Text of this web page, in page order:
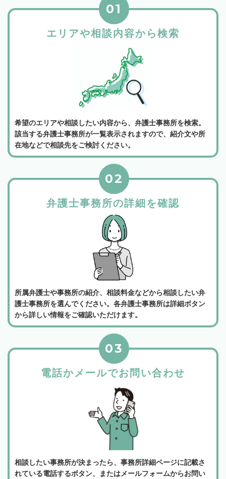
エリアや相談内容から検索
01
希望のエリアや相談したい内容から、弁護士事務所を検索。
該当する弁護士事務所が一覧表示されますので、紹介文や所
在地などで相談先をご検討ください。
弁護士事務所の詳細を確認
02
所属弁護士や事務所の紹介、相談料金などから相談したい弁
護士事務所を選んでください。各弁護士事務所は詳細ボタン
から詳しい情報をご確認いただけます。
電話かメールでお問い合わせ
03
相談したい事務所が決まったら、事務所詳細ページに記載さ
れている電話するボタン、またはメールフォームからお問い